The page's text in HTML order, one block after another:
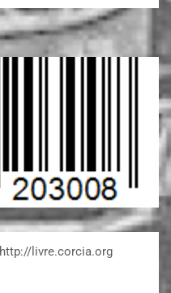
http://livre.corcia.org